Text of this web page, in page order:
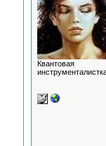
Квантовая